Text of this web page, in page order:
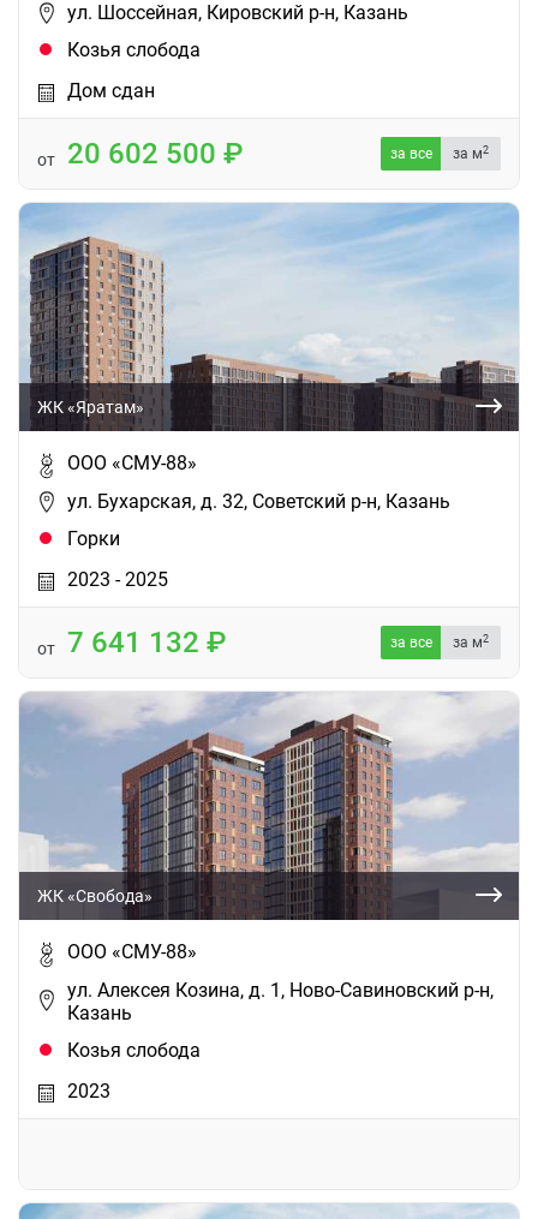
ул. Шоссейная, Кировский р-н, Казань
Козья слобода
Дом сдан
от 20 602 500 за все за м2
ЖК «Яратам»
ООО «СМУ-88»
ул. Бухарская, д. 32, Советский р-н, Казань
Горки
2023 - 2025
от 7 641 132 за все за м2
ЖК «Свобода»
ООО «СМУ-88»
ул. Алексея Козина, д. 1, Ново-Савиновский р-н,
Казань
Козья слобода
2023